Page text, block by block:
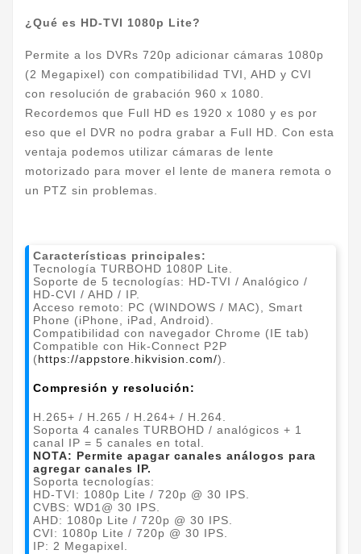
¿Qué es HD-TVI 1080p Lite?
Permite a los DVRs 720p adicionar cámaras 1080p
(2 Megapixel) con compatibilidad TVI, AHD y CVI
con resolución de grabación 960 x 1080.
Recordemos que Full HD es 1920 x 1080 y es por
eso que el DVR no podra grabar a Full HD. Con esta
ventaja podemos utilizar cámaras de lente
motorizado para mover el lente de manera remota o
un PTZ sin problemas.
Características principales:
Tecnología TURBOHD 1080P Lite.
Soporte de 5 tecnologías: HD-TVI / Analógico /
HD-CVI / AHD / IP.
Acceso remoto: PC (WINDOWS / MAC), Smart
Phone (iPhone, iPad, Android).
Compatibilidad con navegador Chrome (IE tab)
Compatible con Hik-Connect P2P
(https://appstore.hikvision.com/).
Compresión y resolución:
H.265+ / H.265 / H.264+ / H.264.
Soporta 4 canales TURBOHD / analógicos + 1
canal IP = 5 canales en total.
NOTA: Permite apagar canales análogos para
agregar canales IP.
Soporta tecnologías:
HD-TVI: 1080p Lite / 720p @ 30 IPS.
CVBS: WD1@ 30 IPS.
AHD: 1080p Lite / 720p @ 30 IPS.
CVI: 1080p Lite / 720p @ 30 IPS.
IP: 2 Megapixel.